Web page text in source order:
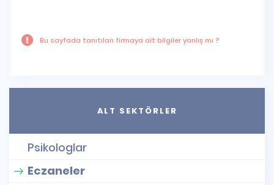
Bu sayfada tanıtılan firmaya ait bilgiler yanlış mı ?
ALT SEKTÖRLER
Psikologlar
Eczaneler